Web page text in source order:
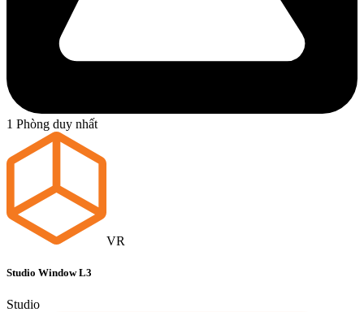
1 Phòng duy nhất
VR
Studio Window L3
Studio